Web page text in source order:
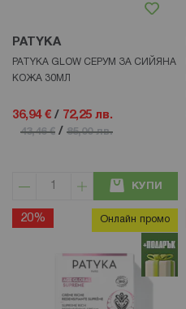
PATYKA
PATYKA GLOW СЕРУМ ЗА СИЙЯНА
КОЖА 30МЛ
36,94 € / 72,25 лв.
43,46 € / 85,00 лв.
КУПИ
20% Онлайн промо